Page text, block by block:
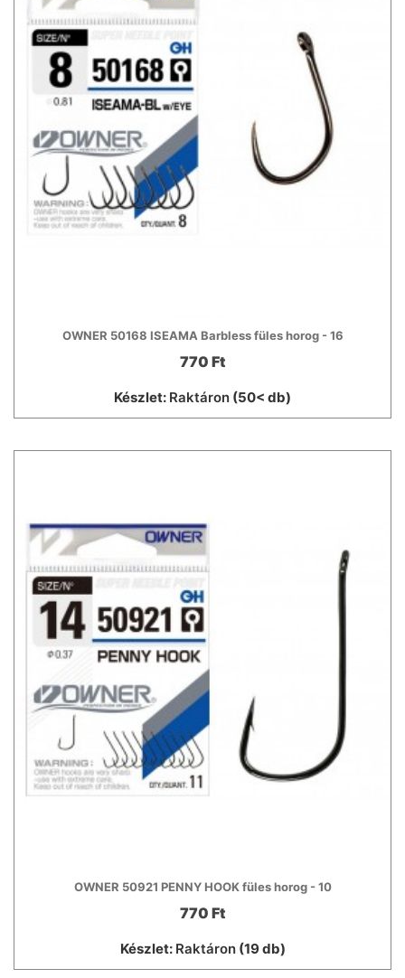
OWNER 50168 ISEAMA Barbless füles horog - 16
770 Ft
Készlet: Raktáron (50< db)
OWNER 50921 PENNY HOOK füles horog - 10
770 Ft
Készlet: Raktáron(19 db)